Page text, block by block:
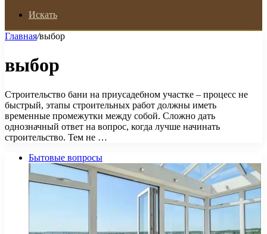
Искать
Главная/выбор
выбор
Строительство бани на приусадебном участке – процесс не
быстрый, этапы строительных работ должны иметь
временные промежутки между собой. Сложно дать
однозначный ответ на вопрос, когда лучше начинать
строительство. Тем не …
Бытовые вопросы